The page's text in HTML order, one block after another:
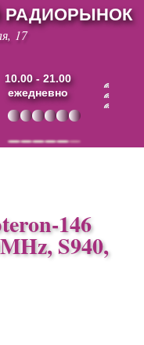
РАДИОРЫНОК
17
10.00 - 21.00
ежедневно
146
S940,